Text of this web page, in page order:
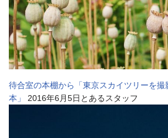
待合室の本棚から「東京スカイツリーを撮
本」
2016年6月5日とあるスタッフ